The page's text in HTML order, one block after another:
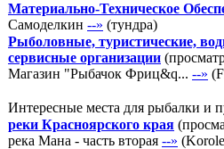
Материально-Техническое
Самоделкин --» (тундра)
Рыболовные, туристические,
сервисные организации
Магазин "Рыбачок Фриц&q... --» (
Интересные места для рыбалки и
реки Красноярского края
река Мана - часть вторая --» (